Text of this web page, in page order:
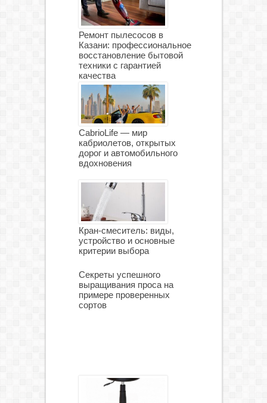
Ремонт пылесосов в
Казани: профессиональное
восстановление бытовой
техники с гарантией
качества
CabrioLife — мир
кабриолетов, открытых
дорог и автомобильного
вдохновения
Кран-смеситель: виды,
устройство и основные
критерии выбора
Секреты успешного
выращивания проса на
примере проверенных
сортов